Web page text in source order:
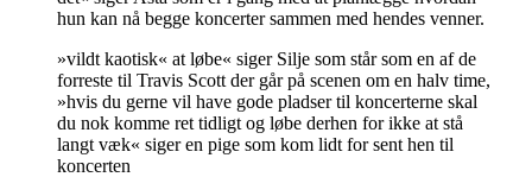
hun kan nå begge koncerter sammen med hendes venner.
»vildt kaotisk« at løbe« siger Silje som står som en af de
forreste til Travis Scott der går på scenen om en halv time,
»hvis du gerne vil have gode pladser til koncerterne skal
du nok komme ret tidligt og løbe derhen for ikke at stå
langt væk« siger en pige som kom lidt for sent hen til
koncerten